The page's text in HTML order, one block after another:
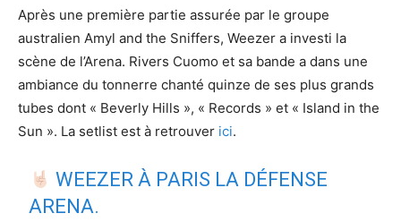
Après une première partie assurée par le groupe
australien Amyl and the Sniffers, Weezer a investi la
scène de l’Arena. Rivers Cuomo et sa bande a dans une
ambiance du tonnerre chanté quinze de ses plus grands
tubes dont « Beverly Hills », « Records » et « Island in the
Sun ». La setlist est à retrouver ici.
WEEZER À PARIS LA DÉFENSE
ARENA.